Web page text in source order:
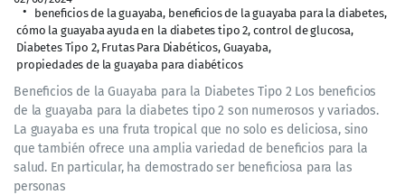
beneficios de la guayaba, beneficios de la guayaba para la diabetes,
cómo la guayaba ayuda en la diabetes tipo 2, control de glucosa,
Diabetes Tipo 2, Frutas Para Diabéticos, Guayaba,
propiedades de la guayaba para diabéticos
Beneficios de la Guayaba para la Diabetes Tipo 2 Los beneficios
de la guayaba para la diabetes tipo 2 son numerosos y variados.
La guayaba es una fruta tropical que no solo es deliciosa, sino
que también ofrece una amplia variedad de beneficios para la
salud. En particular, ha demostrado ser beneficiosa para las
personas